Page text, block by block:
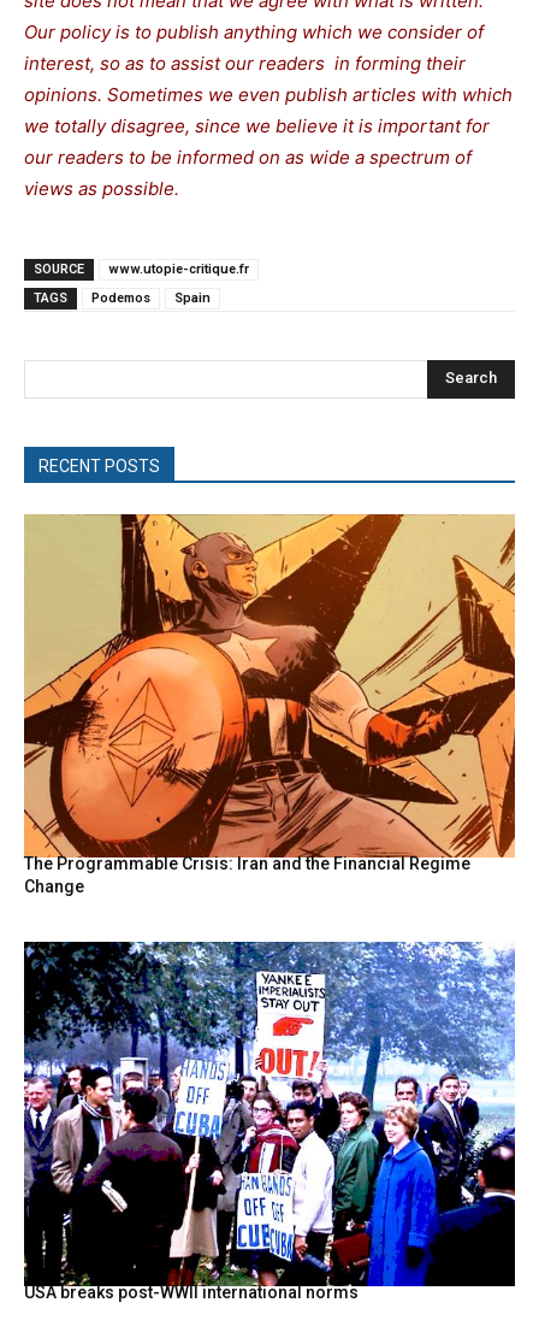
Our policy is to publish anything which we consider of
interest, so as to assist our readers in forming their
opinions. Sometimes we even publish articles with which
we totally disagree, since we believe it is important for
our readers to be informed on as wide a spectrum of
views as possible.
SOURCE
www.utopie-critique.fr
TAGS
Podemos Spain
Search
RECENT POSTS
The Programmable Crisis: Iran and the Financial Regime
Change
USA breaks post-WWII international norms